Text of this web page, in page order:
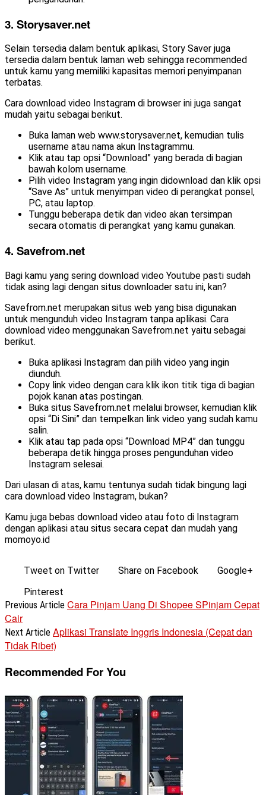
3. Storysaver.net
Selain tersedia dalam bentuk aplikasi, Story Saver juga
tersedia dalam bentuk laman web sehingga recommended
untuk kamu yang memiliki kapasitas memori penyimpanan
terbatas.
Cara download video Instagram di browser ini juga sangat
mudah yaitu sebagai berikut.
Buka laman web www.storysaver.net, kemudian tulis
username atau nama akun Instagrammu.
Klik atau tap opsi “Download” yang berada di bagian
bawah kolom username.
Pilih video Instagram yang ingin didownload dan klik opsi
“Save As” untuk menyimpan video di perangkat ponsel,
PC, atau laptop.
Tunggu beberapa detik dan video akan tersimpan
secara otomatis di perangkat yang kamu gunakan.
4. Savefrom.net
Bagi kamu yang sering download video Youtube pasti sudah
tidak asing lagi dengan situs downloader satu ini, kan?
Savefrom.net merupakan situs web yang bisa digunakan
untuk mengunduh video Instagram tanpa aplikasi. Cara
download video menggunakan Savefrom.net yaitu sebagai
berikut.
Buka aplikasi Instagram dan pilih video yang ingin
diunduh.
Copy link video dengan cara klik ikon titik tiga di bagian
pojok kanan atas postingan.
Buka situs Savefrom.net melalui browser, kemudian klik
opsi “Di Sini” dan tempelkan link video yang sudah kamu
salin.
Klik atau tap pada opsi “Download MP4” dan tunggu
beberapa detik hingga proses pengunduhan video
Instagram selesai.
Dari ulasan di atas, kamu tentunya sudah tidak bingung lagi
cara download video Instagram, bukan?
Kamu juga bebas download video atau foto di Instagram
dengan aplikasi atau situs secara cepat dan mudah yang
momoyo.id
Tweet on Twitter Share on Facebook
Google+
Pinterest
Previous Article Cara Pinjam Uang Di Shopee SPinjam Cepat
Cair
Next Article Aplikasi Translate Inggris Indonesia (Cepat dan
Tidak Ribet)
Recommended For You